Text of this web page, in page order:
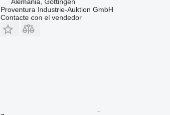
Proventura Industrie-Auktion GmbH
Contacte con el vendedor